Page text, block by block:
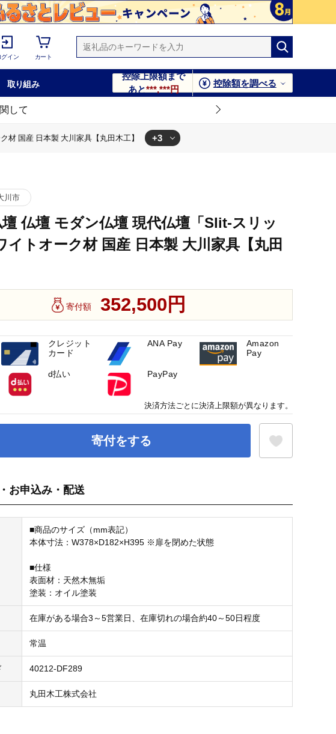
グイン カート
取り組み
控除上限額まで
あと***,***円
控除額を調べる
して
材 国産 日本製 大川家具【丸田木工】 +3
川市
仏壇 モダン仏壇 現代仏壇「Slit-スリッ
イトオーク材 国産 日本製 大川家具【丸田
寄付額 352,500円
寄付をする
お申込み・配送
■商品のサイズ（mm表記）
本体寸法：W378×D182×H395 ※扉を閉めた状態
■仕様
表面材：天然木無垢
塗装：オイル塗装
在庫がある場合3～5営業日、在庫切れの場合約40～50日程度
常温
40212-DF289
丸田木工株式会社
クレジット
カード
ANA Pay
Amazon
Pay
d払い PayPay
決済方法ごとに決済上限額が異なります。